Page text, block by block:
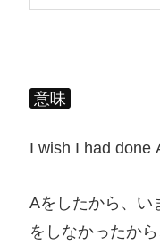
意味
I wish I had done
Aをしたから、い
をしなかったか